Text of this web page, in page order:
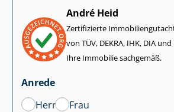
André Heid
Zertifizierte
von TÜV, DEKRA, IHK, DIA
Ihre Immobilie sachgemäß.
Anrede
Herr
Frau